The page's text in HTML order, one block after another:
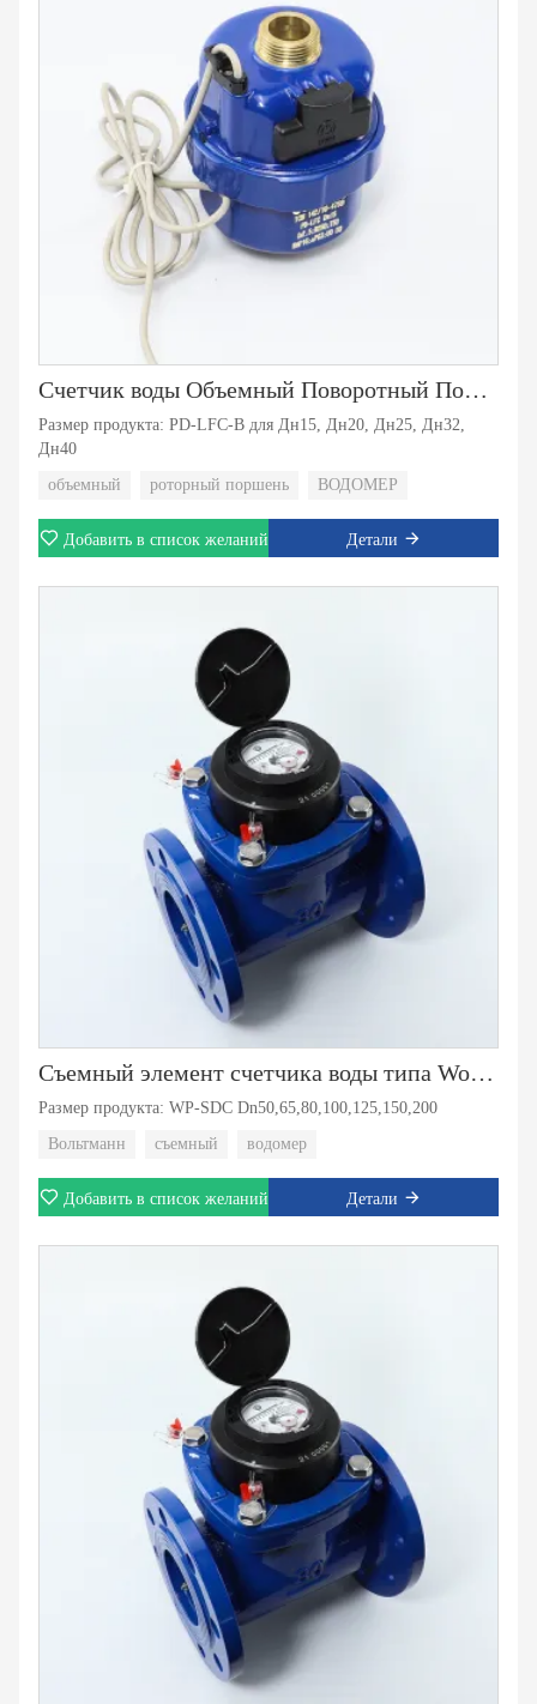
Счетчик воды Объемный Поворотный Поршень
Размер продукта: PD-LFC-B для Дн15, Дн20, Дн25, Дн32,
Дн40
объемный
роторный поршень ВОДОМЕР
Добавить в список желаний Детали
Съемный элемент счетчика воды типа Woltman
Размер продукта: WP-SDC Dn50,65,80,100,125,150,200
Вольтманн
съемный водомер
Добавить в список желаний Детали